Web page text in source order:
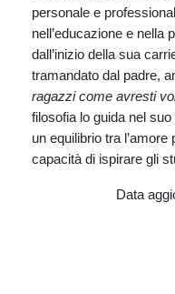
personale e
nell’educazione e nella
dall’inizio della sua
tramandato dal padre,
ragazzi come avresti
filosofia lo guida nel
un equilibrio tra
capacità di ispirare gli
Data